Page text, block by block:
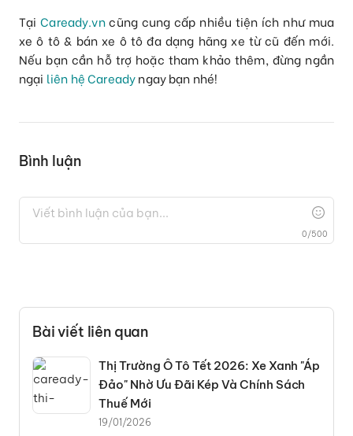
TạiCaready.vncũng cung cấp nhiều tiện ích như mua
xe ô tô & bán xe ô tô đa dạng hãng xe từ cũ đến mới.
Nếu bạn cần hỗ trợ hoặc tham khảo thêm, đừng ngần
ngại liên hệ Careadyngay bạn nhé!
Bình luận
0/500
Bài viết liên quan
Thị Trường Ô Tô Tết 2026: Xe Xanh "Áp
Đảo" Nhờ Ưu Đãi Kép Và Chính Sách
Thuế Mới
19/01/2026